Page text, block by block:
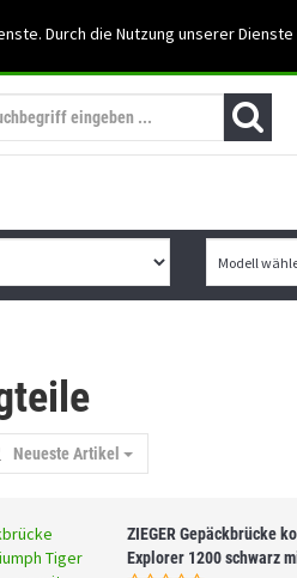
Durch die Nutzung unserer
Mein Konto
Neueste Artikel
ZIEGER Gepäckbrücke
Explorer 1200 schwarz